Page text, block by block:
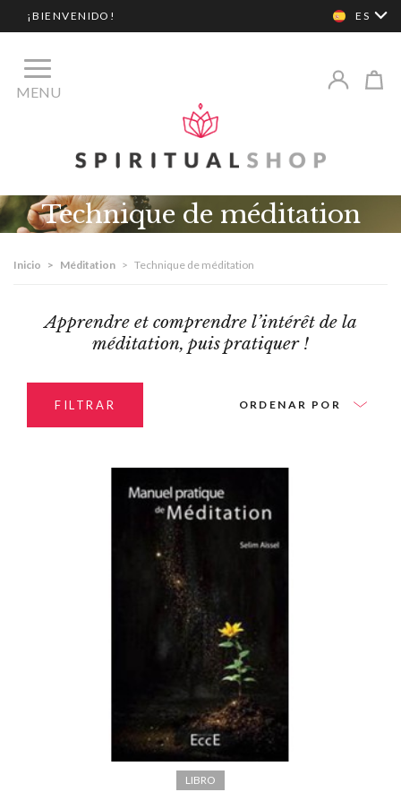
¡BIENVENIDO! ES
MENU
Technique de méditation
Inicio > Méditation > Technique de méditation
Apprendre et comprendre l’intérêt de la
méditation, puis pratiquer !
FILTRAR ORDENAR POR
LIBRO